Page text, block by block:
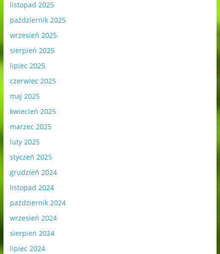
listopad 2025
październik 2025
wrzesień 2025
sierpień 2025
lipiec 2025
czerwiec 2025
maj 2025
kwiecień 2025
marzec 2025
luty 2025
styczeń 2025
grudzień 2024
listopad 2024
październik 2024
wrzesień 2024
sierpień 2024
lipiec 2024